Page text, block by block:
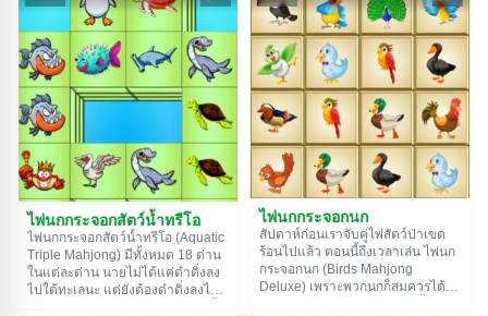
ล้ำเลิศ เลยไม่เคยเบื่อ อย่างวันนี้ เขา
ตัดสินใจหาคู่ให้พุ่มไม้ ต้นไม้ และนก
ทุกตัวไงล่ะ
ด้วยเจ้าเหมียวเอาแต่ใจเป็นสิบๆ ตัว
ที่แต่ละตัวก็มีมุมมองต่อนายต่างกัน
ไป
ไพ่นกกระจอกสัตว์น้ำทรีโอ
ไพ่นกกระจอกสัตว์น้ำทรีโอ (Aquatic
Triple Mahjong) มีทั้งหมด 18 ด่าน
ในแต่ละด่าน นายไม่ได้แค่ดำดิ่งลง
ไปใต้ทะเลนะ แต่ยังต้องดำดิ่งลงไป
ไพ่นกกระจอกนก
สัปดาห์ก่อนเราจับคู่ไพ่สัตว์ป่าเขต
ร้อนไปแล้ว ตอนนี้ถึงเวลาเล่น ไพ่นก
กระจอกนก (Birds Mahjong
Deluxe) เพราะพวกนกก็สมควรได้รับ